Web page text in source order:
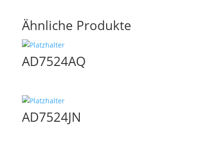
Ähnliche Produkte
AD7524AQ
AD7524JN